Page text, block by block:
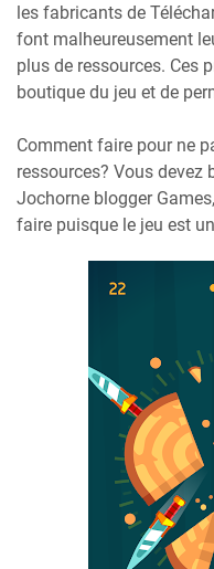
les fabricants de
font malheureusement
plus de ressources. Ces
boutique du jeu et de
Comment faire pour ne
ressources? Vous devez
Jochorne blogger
faire puisque le jeu est